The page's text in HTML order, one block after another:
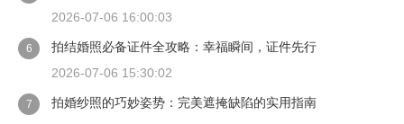
2026-07-06 16:00:03
6
拍结婚照必备证件全攻略：幸福瞬间，证件先行
2026-07-06 15:30:02
7
拍婚纱照的巧妙姿势：完美遮掩缺陷的实用指南